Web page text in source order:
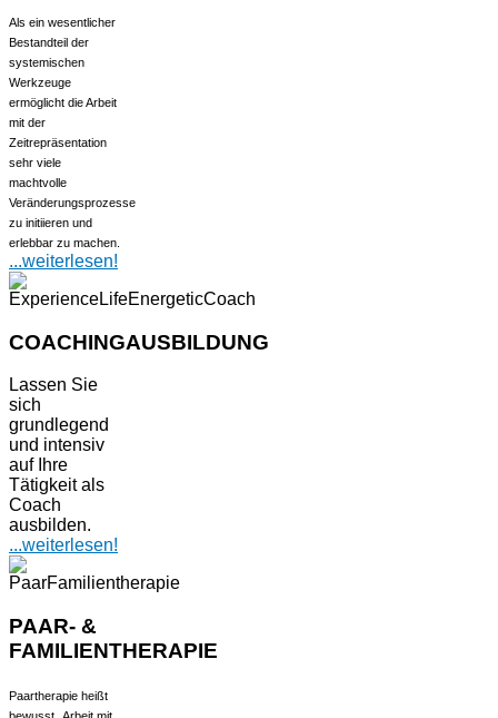
Als ein wesentlicher
Bestandteil der
systemischen
Werkzeuge
ermöglicht die Arbeit
mit der
Zeitrepräsentation
sehr viele
machtvolle
Veränderungsprozesse
zu initiieren und
erlebbar zu machen.
...weiterlesen!
COACHINGAUSBILDUNG
Lassen Sie
sich
grundlegend
und intensiv
auf Ihre
Tätigkeit als
Coach
ausbilden.
...weiterlesen!
PAAR- &
FAMILIENTHERAPIE
Paartherapie heißt